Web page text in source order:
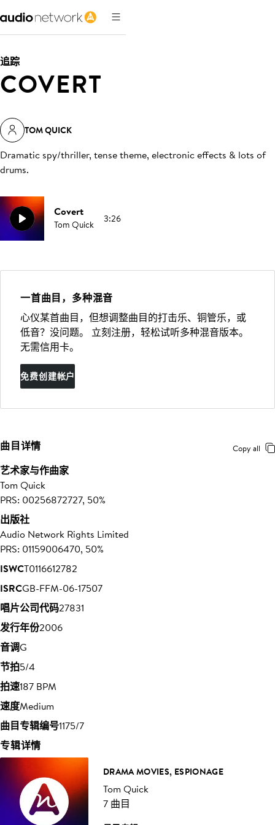
追踪
COVERT
TOM QUICK
Dramatic spy/thriller, tense theme, electronic effects & lots of
drums.
Covert
Tom Quick 3:26
一首曲目，多种混音
心仪某首曲目，但想调整曲目的打击乐、铜管乐，或
低音？没问题。 立刻注册，轻松试听多种混音版本。
无需信用卡。
免费创建帐户
曲目详情 Copy all
艺术家与作曲家
Tom Quick
PRS: 00256872727, 50%
出版社
Audio Network Rights Limited
PRS: 01159006470, 50%
ISWCT0116612782
ISRCGB-FFM-06-17507
唱片公司代码27831
发行年份2006
音调G
节拍5/4
拍速187 BPM
速度Medium
曲目专辑编号1175/7
专辑详情
DRAMA MOVIES, ESPIONAGE
Tom Quick
7 曲目